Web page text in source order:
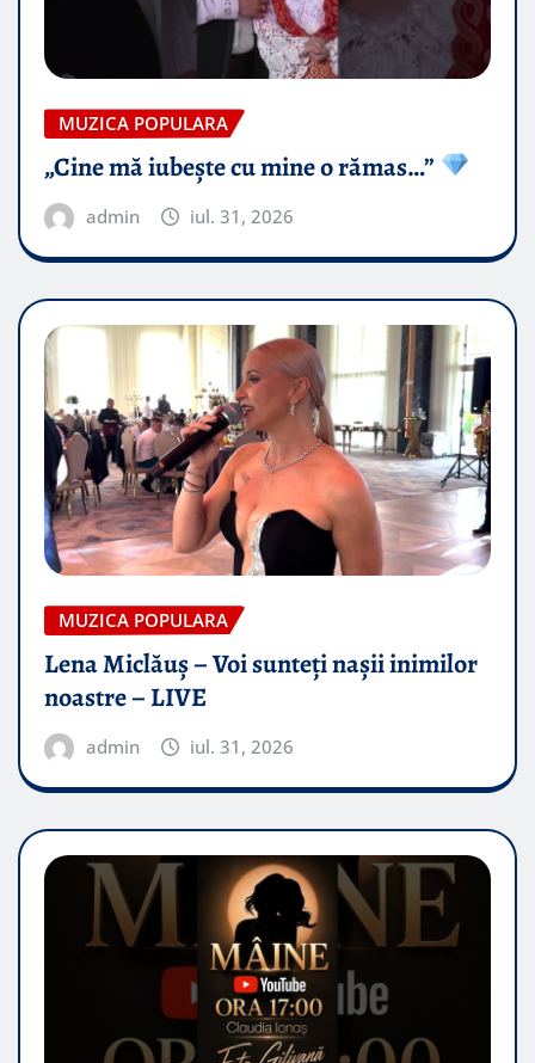
MUZICA POPULARA
„Cine mă iubește cu mine o rămas…”
admin iul. 31, 2026
MUZICA POPULARA
Lena Miclăuș – Voi sunteți nașii inimilor
noastre – LIVE
admin iul. 31, 2026